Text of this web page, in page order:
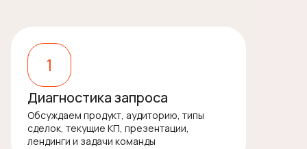
1
Диагностика запроса
Обсуждаем продукт, аудиторию, типы
сделок, текущие КП, презентации,
лендинги и задачи команды
Я даюсогласие на обработку своих
персональных данных
Я принимаю условия
отношении обработки персональных
данных
ОТПРАВИТЬ